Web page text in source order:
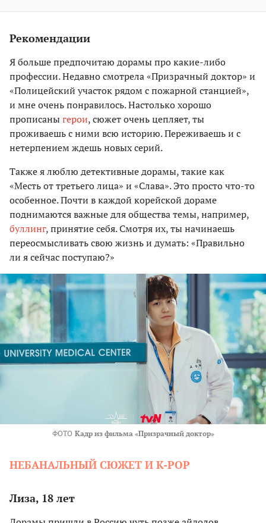
Рекомендации
Я больше предпочитаю дорамы про какие-либо
профессии. Недавно смотрела «Призрачный доктор» и
«Полицейский участок рядом с пожарной станцией»,
и мне очень понравилось. Настолько хорошо
прописаныгерои, сюжет очень цепляет, ты
проживаешь с ними всю историю. Переживаешь и с
нетерпением ждешь новых серий.
Также я люблю детективные дорамы, такие как
«Месть от третьего лица» и «Слава». Это просто что-то
особенное. Почти в каждой корейской дораме
поднимаются важные для общества темы, например,
буллинг, принятие себя. Смотря их, ты начинаешь
переосмысливать свою жизнь и думать: «Правильно
ли я сейчас поступаю?»
ФОТО Кадр из фильма «Призрачный доктор»
НЕБАНАЛЬНЫЙ СЮЖЕТ И K-POP
Лиза, 18 лет